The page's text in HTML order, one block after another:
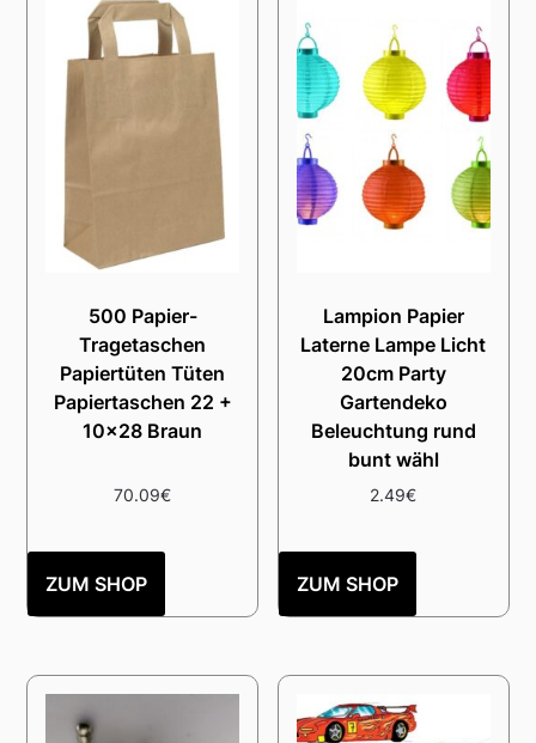
500 Papier-
Tragetaschen
Papiertüten Tüten
Papiertaschen 22 +
10×28 Braun
70.09€
ZUM SHOP
Lampion Papier
Laterne Lampe Licht
20cm Party
Gartendeko
Beleuchtung rund
bunt wähl
2.49€
ZUM SHOP